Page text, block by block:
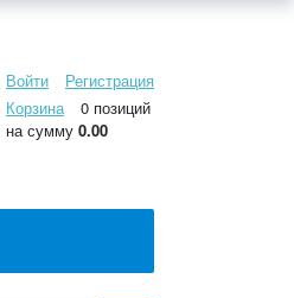
Войти
Регистрация
Корзина
0 позиций
на сумму 0.00